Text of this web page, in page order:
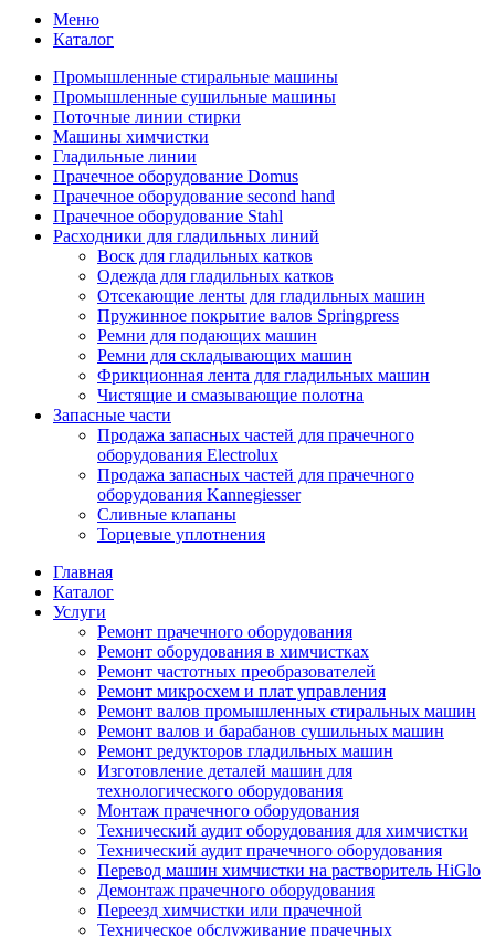
Меню
Каталог
Промышленные стиральные машины
Промышленные сушильные машины
Поточные линии стирки
Машины химчистки
Гладильные линии
Прачечное оборудование Domus
Прачечное оборудование second hand
Прачечное оборудование Stahl
Расходники для гладильных линий
Воск для гладильных катков
Одежда для гладильных катков
Отсекающие ленты для гладильных машин
Пружинное покрытие валов Springpress
Ремни для подающих машин
Ремни для складывающих машин
Фрикционная лента для гладильных машин
Чистящие и смазывающие полотна
Запасные части
Продажа запасных частей для прачечного
оборудования Electrolux
Продажа запасных частей для прачечного
оборудования Kannegiesser
Сливные клапаны
Торцевые уплотнения
Главная
Каталог
Услуги
Ремонт прачечного оборудования
Ремонт оборудования в химчистках
Ремонт частотных преобразователей
Ремонт микросхем и плат управления
Ремонт валов промышленных стиральных машин
Ремонт валов и барабанов сушильных машин
Ремонт редукторов гладильных машин
Изготовление деталей машин для
технологического оборудования
Монтаж прачечного оборудования
Технический аудит оборудования для химчистки
Технический аудит прачечного оборудования
Перевод машин химчистки на растворитель HiGlo
Демонтаж прачечного оборудования
Переезд химчистки или прачечной
Техническое обслуживание прачечных